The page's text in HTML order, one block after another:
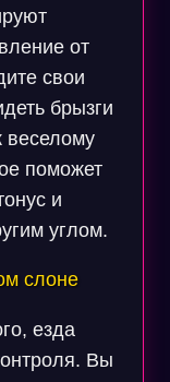
от
свои
брызги
веселому
поможет
и
углом.
слоне
езда
Вы